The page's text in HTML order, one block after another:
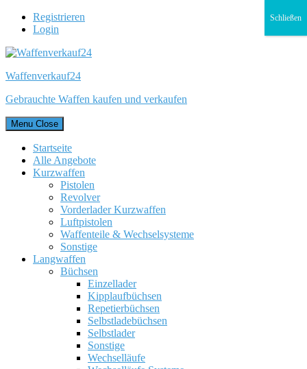
Registrieren
Login
Waffenverkauf24
Gebrauchte Waffen kaufen und verkaufen
Menu Close
Startseite
Alle Angebote
Kurzwaffen
Pistolen
Revolver
Vorderlader Kurzwaffen
Luftpistolen
Waffenteile & Wechselsysteme
Sonstige
Langwaffen
Büchsen
Einzellader
Kipplaufbüchsen
Repetierbüchsen
Selbstladebüchsen
Selbstlader
Sonstige
Wechselläufe
Schließen